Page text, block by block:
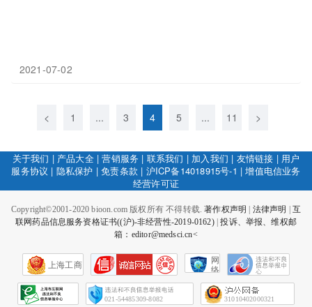
2021-07-02
< 1 ... 3 4 5 ... 11 >
关于我们 | 产品大全|营销服务 | 联系我们 | 加入我们 | 友情链接 | 用户
服务协议 | 隐私保护 |免责条款 | 沪ICP备14018915号-1 |增值电信业务
经营许可证
Copyright©2001-2020 bioon.com 版权所有 不得转载.著作权声明 法律声明
互
联网药品信息服务资格证书((沪)-非经营性-2019-0162)|投诉、举报、维权邮
箱：editor@medsci.cn<
上海工商
网
络
会
征
021-54485309-8082 31010402000321